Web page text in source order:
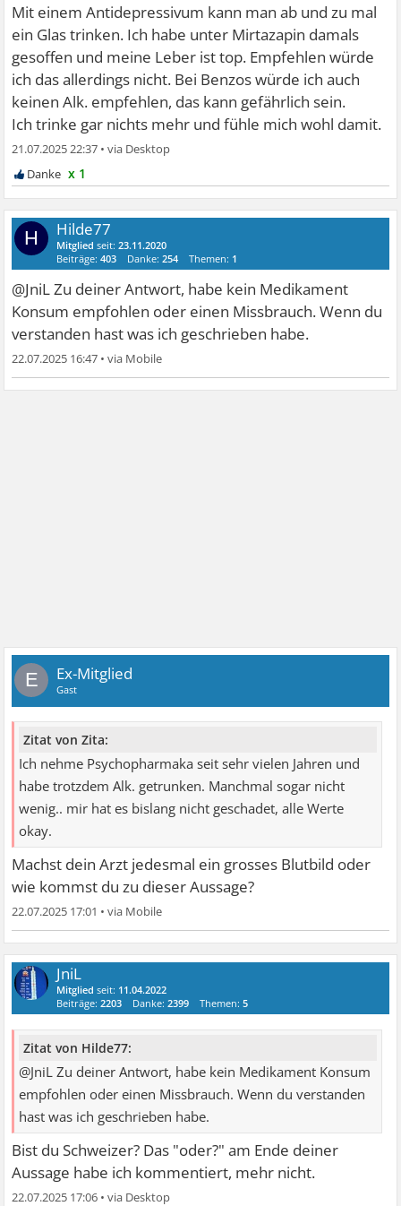
Mit einem Antidepressivum kann man ab und zu mal
ein Glas trinken. Ich habe unter Mirtazapin damals
gesoffen und meine Leber ist top. Empfehlen würde
ich das allerdings nicht. Bei Benzos würde ich auch
keinen Alk. empfehlen, das kann gefährlich sein.
Ich trinke gar nichts mehr und fühle mich wohl damit.
21.07.2025 22:37 •
x 1
H Hilde77
Mitglied seit:23.11.2020
Beiträge:403 Danke:254 Themen: 1
@JniL Zu deiner Antwort, habe kein Medikament
Konsum empfohlen oder einen Missbrauch. Wenn du
verstanden hast was ich geschrieben habe.
22.07.2025 16:47 •
E Ex-Mitglied
Gast
Zitat von Zita:
Ich nehme Psychopharmaka seit sehr vielen Jahren und
habe trotzdem Alk. getrunken. Manchmal sogar nicht
wenig.. mir hat es bislang nicht geschadet, alle Werte
okay.
Machst dein Arzt jedesmal ein grosses Blutbild oder
wie kommst du zu dieser Aussage?
22.07.2025 17:01 •
JniL
Mitglied seit: 11.04.2022
Beiträge:2203 Danke:2399 Themen:5
Zitat von Hilde77:
@JniL Zu deiner Antwort, habe kein Medikament Konsum
empfohlen oder einen Missbrauch. Wenn du verstanden
hast was ich geschrieben habe.
Bist du Schweizer? Das "oder?" am Ende deiner
Aussage habe ich kommentiert, mehr nicht.
22.07.2025 17:06 •